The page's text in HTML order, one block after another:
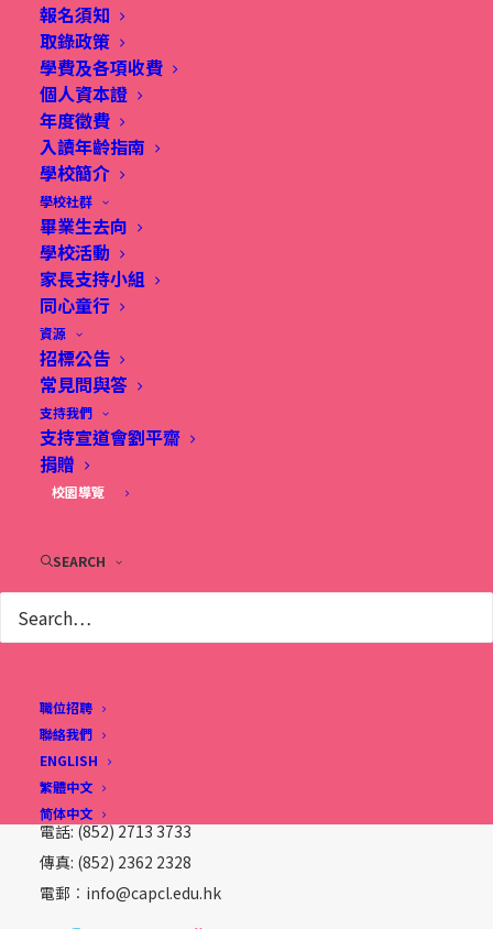
報名須知
取錄政策
學費及各項收費
個人資本證
年度徵費
入讀年齡指南
學校簡介
學校社群
畢業生去向
學校活動
家長支持小組
同心童行
資源
招標公告
常見問與答
支持我們
支持宣道會劉平齋
捐贈
校園導覽
SEARCH
職位招聘
聯絡我們
ENGLISH
繁體中文
简体中文
25 Nov 2025, Does a faith-based education really
contribute to academic excellence in Hong Kong?, 南華
宣道會劉平齋紀念國際學校
香港九龍富寧街2號
(宋王臺地鐵站B1出口)
電話: (852) 2713 3733
傳真: (852) 2362 2328
電郵︰ info@capcl.edu.hk